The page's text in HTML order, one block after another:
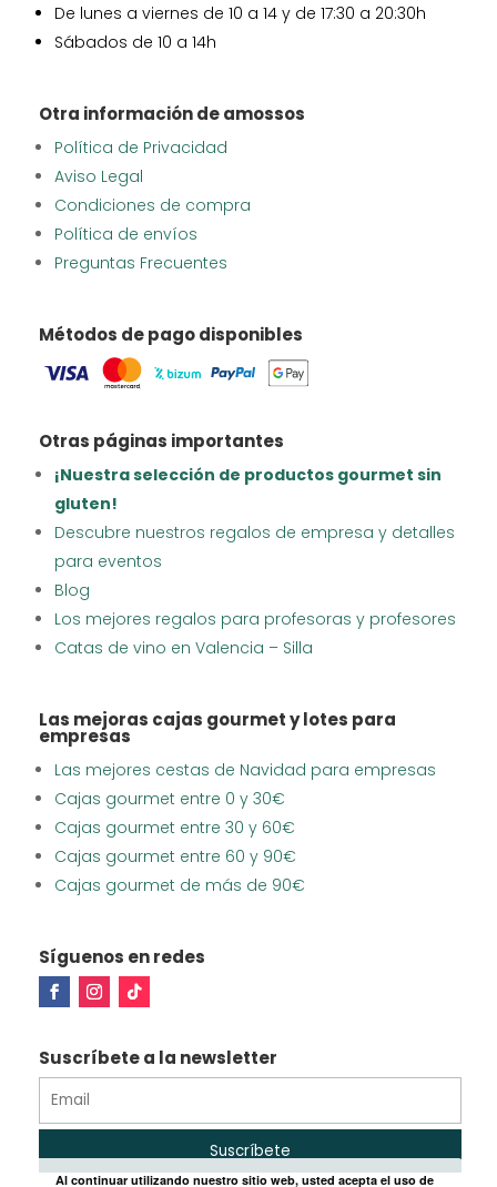
De lunes a viernes de 10 a 14 y de 17:30 a 20:30h
Sábados de 10 a 14h
Otra información de amossos
Política de Privacidad
Aviso Legal
Condiciones de compra
Política de envíos
Preguntas Frecuentes
Métodos de pago disponibles
Otras páginas importantes
¡Nuestra selección de productos gourmet sin
gluten!
Descubre nuestros regalos de empresa y detalles
para eventos
Blog
Los mejores regalos para profesoras y profesores
Catas de vino en Valencia – Silla
Las mejoras cajas gourmet y lotes para
empresas
Las mejores cestas de Navidad para empresas
Cajas gourmet entre 0 y 30€
Cajas gourmet entre 30 y 60€
Cajas gourmet entre 60 y 90€
Cajas gourmet de más de 90€
Síguenos en redes
Suscríbete a la newsletter
Al continuar utilizando nuestro sitio web, usted acepta el uso de